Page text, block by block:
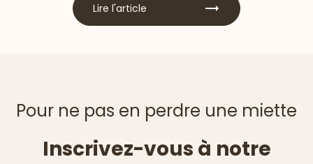
Lire l'article
Pour ne pas en perdre une miette
Inscrivez-vous à notre